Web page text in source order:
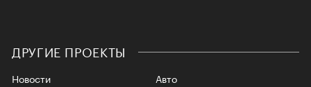
ДРУГИЕ ПРОЕКТЫ
Новости
Авто